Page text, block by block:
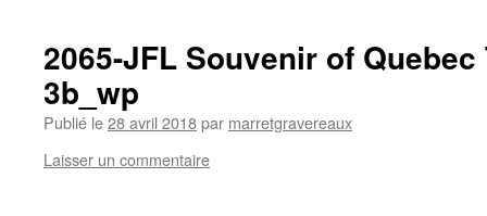
2065-JFL Souvenir of
3b_wp
Publié le28 avril 2018par marretgravereaux
Laisser un commentaire